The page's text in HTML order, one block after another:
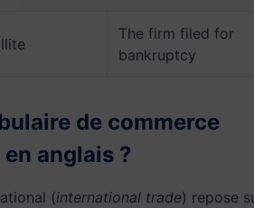
The firm filed for
bankruptcy
de commerce
anglais ?
(international trade) repose